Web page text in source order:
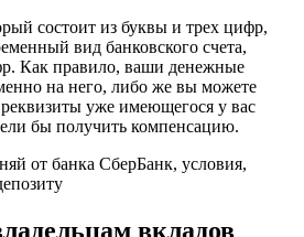
состоит из буквы и трех цифр,
вид банковского счета,
Как правило, ваши денежные
на него, либо же вы можете
реквизиты уже имеющегося у вас
бы получить компенсацию.
вкладов